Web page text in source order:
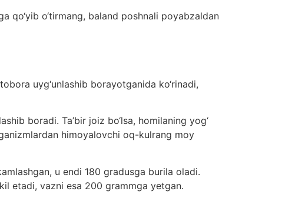
qo‘yib o‘tirmang, baland poshnali poyabzaldan
uyg‘unlashib borayotganida ko‘rinadi,
boradi. Ta’bir joiz bo‘lsa, homilaning yog‘
himoyalovchi oq-kulrang moy
u endi 180 gradusga burila oladi.
etadi, vazni esa 200 grammga yetgan.